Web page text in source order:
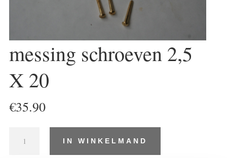
messing schroeven 2,5
X 20
€35.90
schroeven
IN WINKELMAND